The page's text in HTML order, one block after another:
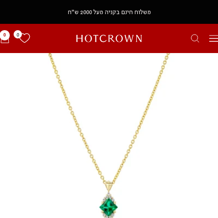
משלוח חינם בקניה מעל 2000 ש״ח
ניווט HOTCROWN
0
0